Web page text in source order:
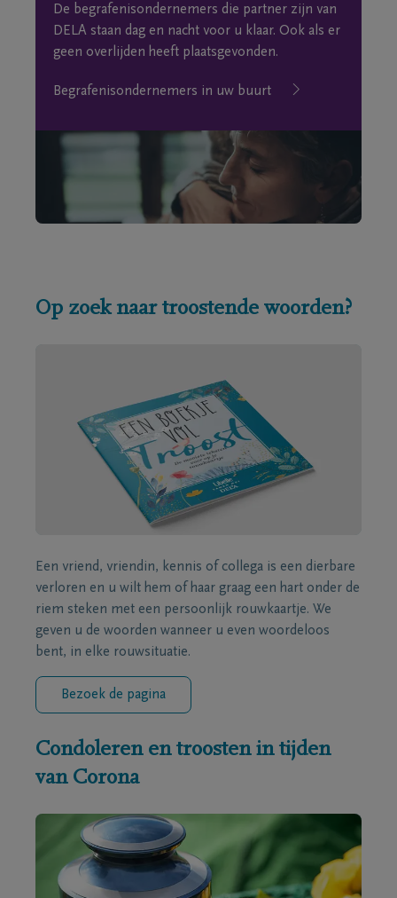
De begrafenisondernemers die partner zijn van
DELA staan dag en nacht voor u klaar. Ook als er
geen overlijden heeft plaatsgevonden.
Begrafenisondernemers in uw buurt
Op zoek naar troostende woorden?
Een vriend, vriendin, kennis of collega is een dierbare
verloren en u wilt hem of haar graag een hart onder de
riem steken met een persoonlijk rouwkaartje. We
geven u de woorden wanneer u even woordeloos
bent, in elke rouwsituatie.
Bezoek de pagina
Condoleren en troosten in tijden
van Corona